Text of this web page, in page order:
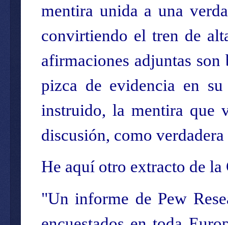
mentira unida a una
convirtiendo el tren de
afirmaciones adjuntas son
pizca de evidencia en
instruido, la mentira que
discusión, como
He aquí otro extracto de
"Un informe de Pew